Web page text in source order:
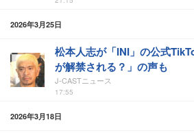
2026年3月25日
松本人志が「INI」の公式
が解禁される？」の声も
J-CASTニュース
17:55
2026年3月18日